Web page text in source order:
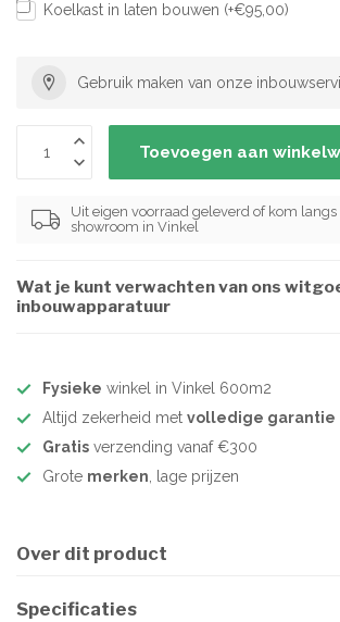
Koelkast in laten bouwen (+€95,00)
Gebruik maken van onze
Toevoegen aan
Uit eigen voorraad geleverd of kom langs
showroom in Vinkel
Wat je kunt verwachten van ons
inbouwapparatuur
Fysieke winkel in Vinkel 600m2
Altijd zekerheid met volledige garantie
Gratis verzending vanaf €300
Grote merken, lage prijzen
Over dit product
Specificaties